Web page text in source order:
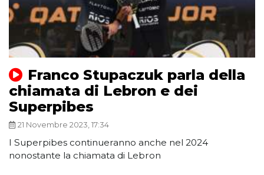
Franco Stupaczuk parla della
chiamata di Lebron e dei
Superpibes
21 Novembre 2023, 17:34
I Superpibes continueranno anche nel 2024
nonostante la chiamata di Lebron